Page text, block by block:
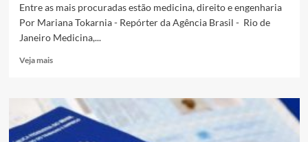
Entre as mais procuradas estão medicina, direito e engenharia
Por Mariana Tokarnia - Repórter da Agência Brasil - Rio de
Janeiro Medicina,...
Veja maisRead
Estudo
da
OCDE
mostra